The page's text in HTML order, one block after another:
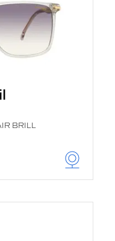
BRILL